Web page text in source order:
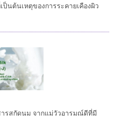
ป็นต้นเหตุของการระคายเคืองผิว
ารสกัดนม จากแม่วัวอารมณ์ดีที่มี